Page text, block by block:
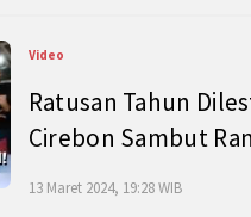
Video
Ratusan Tahun
Cirebon Sambut
13 Maret 2024, 19:28 WIB